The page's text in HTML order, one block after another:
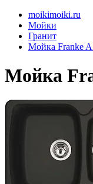
moikimoiki.ru
Мойки
Гранит
Мойка Franke
Мойка